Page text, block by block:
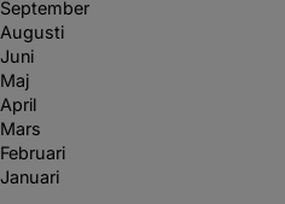
September
Augusti
Juni
Maj
April
Mars
Februari
Januari